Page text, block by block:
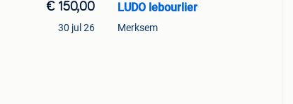
€ 150,00
30 jul 26
LUDO lebourlier
Merksem